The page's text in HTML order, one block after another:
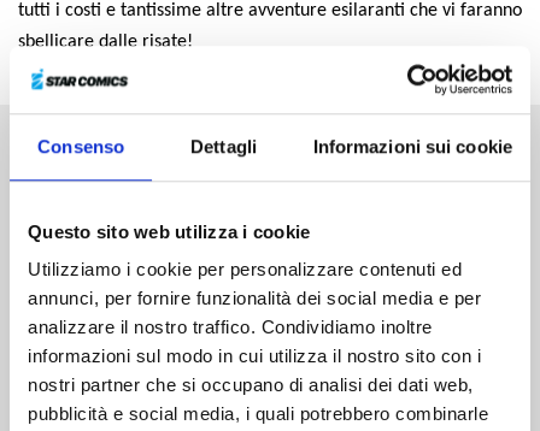
Consenso Dettagli Informazioni sui cookie
Questo sito web utilizza i cookie
Utilizziamo i cookie per personalizzare contenuti ed
annunci, per fornire funzionalità dei social media e per
analizzare il nostro traffico. Condividiamo inoltre
informazioni sul modo in cui utilizza il nostro sito con i
nostri partner che si occupano di analisi dei dati web,
pubblicità e social media, i quali potrebbero combinarle
tutti i costi e tantissime altre avventure esilaranti che vi faranno
sbellicare dalle risate!
Altri volumi della serie